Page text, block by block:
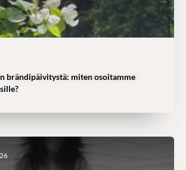
brändipäivitystä: miten osoitamme